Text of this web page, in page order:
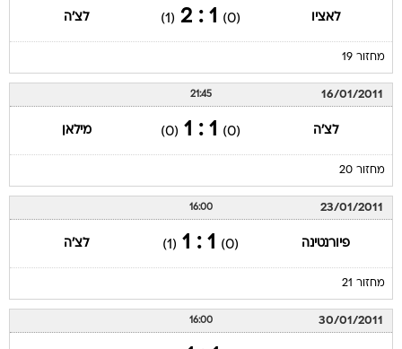
לאציו (0)
1 : 2
(1) לצ'ה
מחזור 19
16/01/2011
21:45
לצ'ה (0)
1 : 1
(0) מילאן
מחזור 20
23/01/2011
16:00
פיורנטינה (0)
1 : 1
(1) לצ'ה
מחזור 21
30/01/2011
16:00